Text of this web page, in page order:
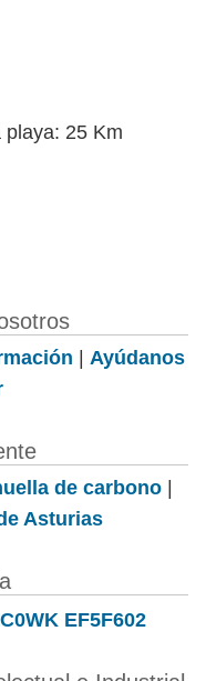
playa: 25 Km
| Ayúdanos
de carbono|
Asturias
EF5F602